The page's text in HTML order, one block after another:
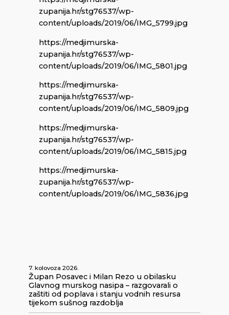
zupanija.hr/stg76537/wp-
content/uploads/2019/06/IMG_5799.jpg
https://medjimurska-
zupanija.hr/stg76537/wp-
content/uploads/2019/06/IMG_5801.jpg
https://medjimurska-
zupanija.hr/stg76537/wp-
content/uploads/2019/06/IMG_5809.jpg
https://medjimurska-
zupanija.hr/stg76537/wp-
content/uploads/2019/06/IMG_5815.jpg
https://medjimurska-
zupanija.hr/stg76537/wp-
content/uploads/2019/06/IMG_5836.jpg
7. kolovoza 2026.
Župan Posavec i Milan Rezo u obilasku
Glavnog murskog nasipa – razgovarali o
zaštiti od poplava i stanju vodnih resursa
tijekom sušnog razdoblja